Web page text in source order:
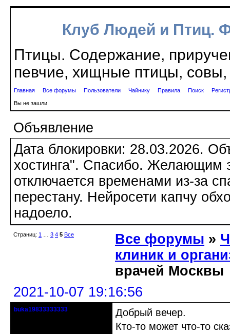
Клуб Людей и Птиц.
Птицы. Содержание,
певчие, хищные птицы, совы,
Главная Все форумы Пользователи Чайнику Правила Поиск
Вы не зашли.
Объявление
Дата блокировки: 28.03.2026.
хостинга". Спасибо. Желающим
отключается временами из-за
перестану. Нейросети капчу
надоело.
Страниц: 1 3 4 5 Все Все форумы »
клиник и
врачей Москвы
2021-10-07 19:16:56
buka19833333333
Добрый вечер.
Кто-то может что-то